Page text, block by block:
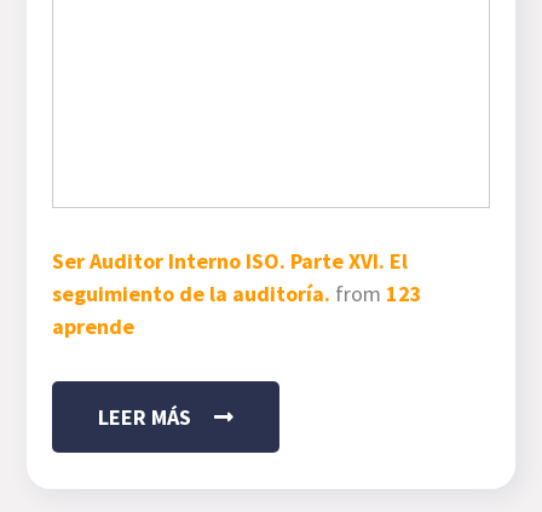
Ser Auditor Interno ISO. Parte XVI. El
seguimiento de la auditoría. from 123
aprende
LEER MÁS